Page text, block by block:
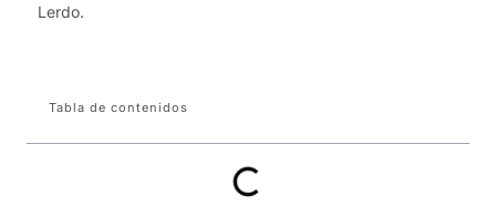
Lerdo.
Tabla de contenidos